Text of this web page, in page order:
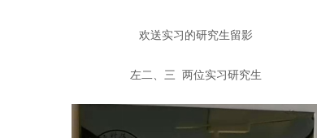
欢送实习的研究生留影
左二、三 两位实习研究生